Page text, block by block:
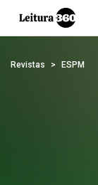
Revistas ESPM